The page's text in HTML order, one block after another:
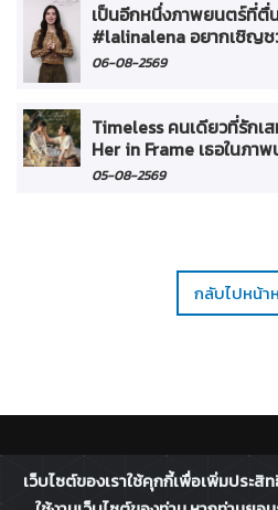
เป็นอีกหนึ่งภาพยนตร์ที่ตื่น
#lalinalena อยากเชิญช
06-08-2569
Timeless คนเดียวที่รักเ
Her in Frame เธอในภาพ
05-08-2569
กลับไปหน้า
ติดตาม :
All rights reserved - 2026 ©
เว็บไซต์ของเราใช้คุกกี้เพื่อเพิ่มประ